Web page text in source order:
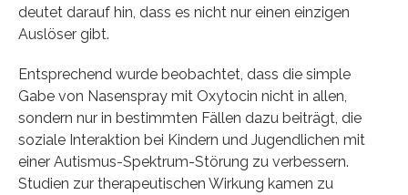
deutet darauf hin, dass es nicht nur einen einzigen
Auslöser gibt.
Entsprechend wurde beobachtet, dass die simple
Gabe von Nasenspray mit Oxytocin nicht in allen,
sondern nur in bestimmten Fällen dazu beiträgt, die
soziale Interaktion bei Kindern und Jugendlichen mit
einer Autismus-Spektrum-Störung zu verbessern.
Studien zur therapeutischen Wirkung kamen zu